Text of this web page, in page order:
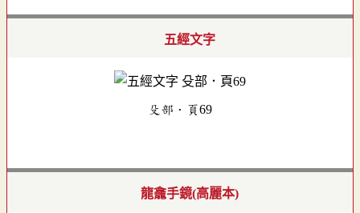
五經文字
殳部．頁69
龍龕手鏡(高麗本)